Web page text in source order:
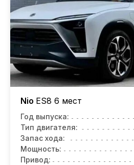
Nio ES8 6 мест
Год выпуска:
Тип двигателя:
Запас хода:
Мощность:
Привод: